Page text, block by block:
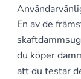
En av de
du köper
att du testar